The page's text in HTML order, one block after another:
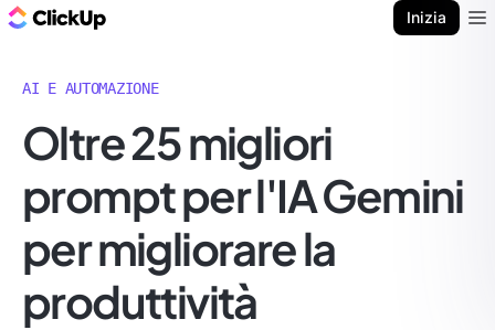
Inizia
AI E AUTOMAZIONE
Oltre 25 migliori
prompt per l'IA Gemini
per migliorare la
produttività